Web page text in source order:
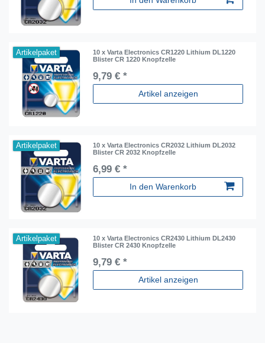
Artikelpaket
10 x Varta Electronics CR1220 Lithium DL1220
Blister CR 1220 Knopfzelle
9,79 € *
Artikel anzeigen
Artikelpaket
10 x Varta Electronics CR2032 Lithium DL2032
Blister CR 2032 Knopfzelle
6,99 € *
In den Warenkorb
Artikelpaket
10 x Varta Electronics CR2430 Lithium DL2430
Blister CR 2430 Knopfzelle
9,79 € *
Artikel anzeigen